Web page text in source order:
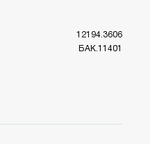
12194.3606
БАК.11401